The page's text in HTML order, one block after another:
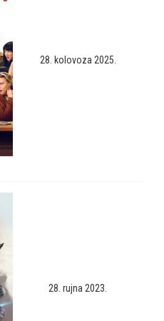
28. kolovoza 2025.
28. rujna 2023.